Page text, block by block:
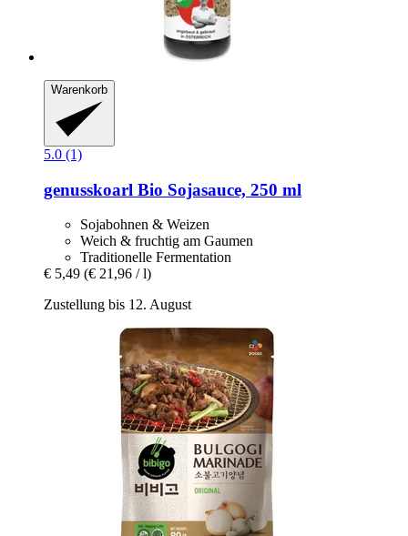
Warenkorb
5.0 (1)
genusskoarl Bio Sojasauce, 250 ml
Sojabohnen & Weizen
Weich & fruchtig am Gaumen
Traditionelle Fermentation
€ 5,49 (€ 21,96 / l)
Zustellung bis 12. August